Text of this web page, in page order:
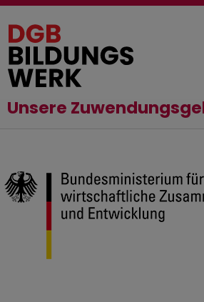
Direkt
zum
Inhalt
Unsere